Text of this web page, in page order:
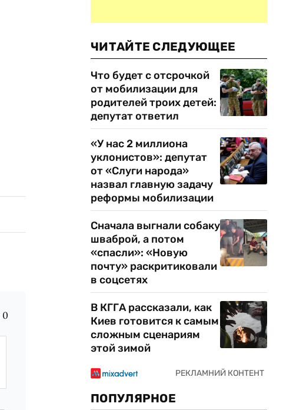
0
ЧИТАЙТЕ СЛЕДУЮЩЕЕ
Что будет с отсрочкой
от мобилизации для
родителей троих детей:
депутат ответил
«У нас 2 миллиона
уклонистов»: депутат
от «Слуги народа»
назвал главную задачу
реформы мобилизации
Сначала выгнали собаку
шваброй, а потом
«спасли»: «Новую
почту» раскритиковали
в соцсетях
В КГГА рассказали, как
Киев готовится к самым
сложным сценариям
этой зимой
ПОПУЛЯРНОЕ